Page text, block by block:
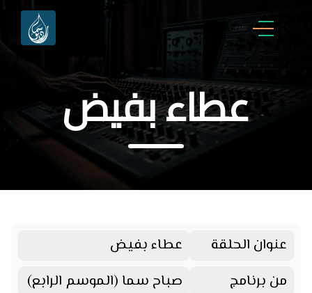
عطاء بفيض
عنوان الحلقة
عطاء بفيض
من برنامج
صباح سما (الموسم الرابع)